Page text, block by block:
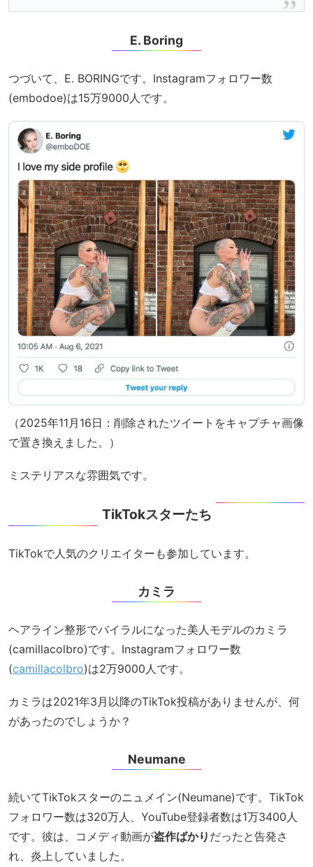
E. Boring
つづいて、E. BORINGです。Instagramフォロワー数
(embodoe)は15万9000人です。
（2025年11月16日：削除されたツイートをキャプチャ画像
で置き換えました。）
ミステリアスな雰囲気です。
TikTokスターたち
TikTokで人気のクリエイターも参加しています。
カミラ
ヘアライン整形でバイラルになった美人モデルのカミラ
(camillacolbro)です。Instagramフォロワー数
(camillacolbro)は2万9000人です。
カミラは2021年3月以降のTikTok投稿がありませんが、何
があったのでしょうか？
Neumane
続いてTikTokスターのニュメイン(Neumane)です。TikTok
フォロワー数は320万人、YouTube登録者数は1万3400人
です。彼は、コメディ動画が盗作ばかり だったと告発さ
れ、炎上していました。